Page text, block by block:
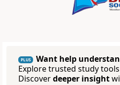
PLUS
Want help
Explore trusted study
Discoverdeeper insight